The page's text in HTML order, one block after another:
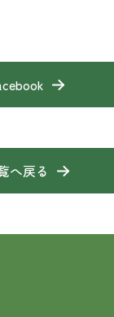
へ戻る